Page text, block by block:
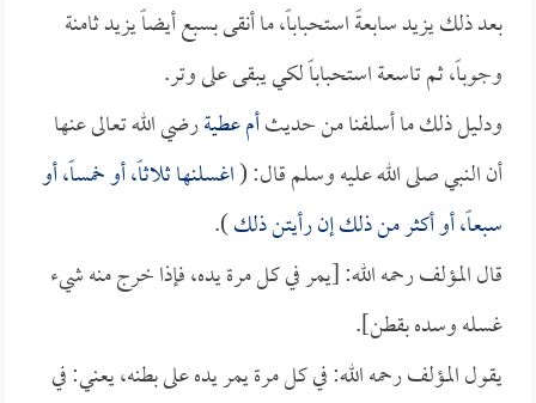
بعد ذلك يزيد سابعةً استحباباً، ما أنقى بسبع أيضاً يزيد ثامنة
وجوباً، ثم تاسعة استحباباً لكي يبقى على وتر.
ودليل ذلك ما أسلفنا من حديثأم عطيةرضي الله تعالى عنها
أن النبي صلى الله عليه وسلم قال: (اغسلنها ثلاثاً، أو خمساً، أو
سبعاً، أو أكثر من ذلك إن رأيتن ذلك).
قال المؤلف رحمه الله: [يمر في كل مرة يده، فإذا خرج منه شيء
غسله وسده بقطن].
يقول المؤلف رحمه الله: في كل مرة يمر يده على بطنه، يعني: في